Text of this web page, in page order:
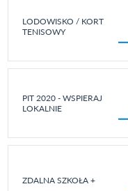
LODOWISKO / KORT
TENISOWY
PIT 2020 - WSPIERAJ
LOKALNIE
ZDALNA SZKOŁA +